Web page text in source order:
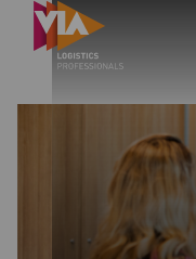
VIA
Logistics